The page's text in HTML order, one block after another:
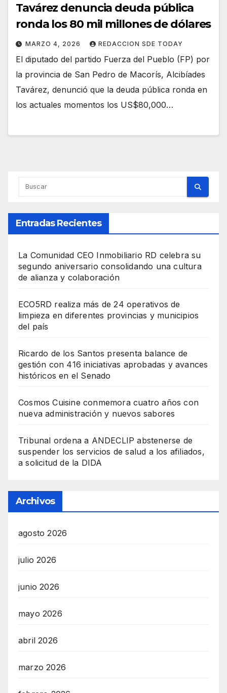
Tavárez denuncia deuda pública
ronda los 80 mil millones de dólares
MARZO 4, 2026 REDACCION SDE TODAY
El diputado del partido Fuerza del Pueblo (FP) por
la provincia de San Pedro de Macorís, Alcibíades
Tavárez, denunció que la deuda pública ronda en
los actuales momentos los US$80,000…
Entradas Recientes
La Comunidad CEO Inmobiliario RD celebra su
segundo aniversario consolidando una cultura
de alianza y colaboración
ECO5RD realiza más de 24 operativos de
limpieza en diferentes provincias y municipios
del país
Ricardo de los Santos presenta balance de
gestión con 416 iniciativas aprobadas y avances
históricos en el Senado
Cosmos Cuisine conmemora cuatro años con
nueva administración y nuevos sabores
Tribunal ordena a ANDECLIP abstenerse de
suspender los servicios de salud a los afiliados,
a solicitud de la DIDA
Archivos
agosto 2026
julio 2026
junio 2026
mayo 2026
abril 2026
marzo 2026